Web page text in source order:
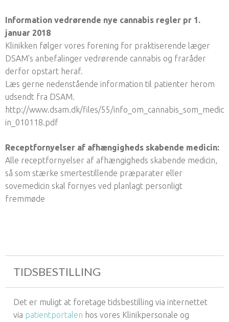
Information vedrørende nye cannabis regler pr 1.
januar 2018
Klinikken følger vores forening for praktiserende læger
DSAM's anbefalinger vedrørende cannabis og fraråder
derfor opstart heraf.
Læs gerne nedenstående information til patienter herom
udsendt fra DSAM.
http://www.dsam.dk/files/55/info_om_cannabis_som_medic
in_010118.pdf
Receptfornyelser af afhængigheds skabende medicin:
Alle receptfornyelser af afhængigheds skabende medicin,
så som stærke smertestillende præparater eller
sovemedicin skal fornyes ved planlagt personligt
fremmøde
TIDSBESTILLING
Det er muligt at foretage tidsbestilling via internettet
via patientportalen hos vores Klinikpersonale og